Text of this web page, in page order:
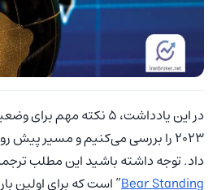
در این یادداشت، ۵ نکته
2023 را بررسی می‌کنیم و مسیر پیش
داد. توجه داشته باشید این مطلب
Bear Standing” است که برای اولین